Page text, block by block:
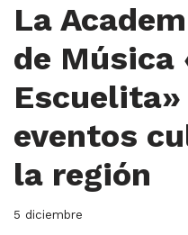
La
de Música
Escuelita»
eventos
la región
5 diciembre